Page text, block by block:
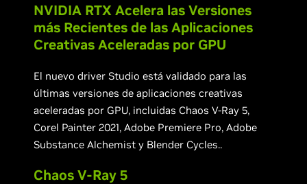
NVIDIA RTX Acelera las Versiones
más Recientes de las Aplicaciones
Creativas Aceleradas por GPU
El nuevo driver Studio está validado para las
últimas versiones de aplicaciones creativas
aceleradas por GPU, incluidas Chaos V-Ray 5,
Corel Painter 2021, Adobe Premiere Pro, Adobe
Substance Alchemist y Blender Cycles..
Chaos V-Ray 5